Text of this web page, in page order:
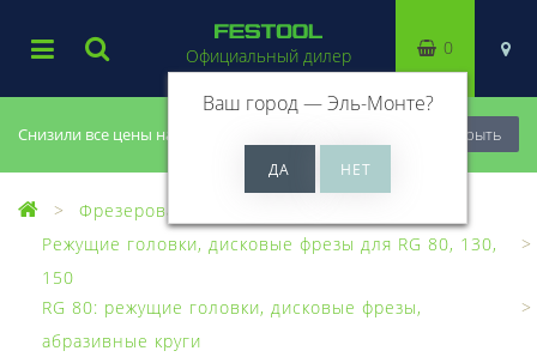
Снизили все цены на 20%, успей купить! Закрыть
Официальный дилер
Ваш город —Эль-Монте?
0
Фрезерование
Режущие головки, дисковые фрезы для RG 80, 130,
150
RG 80: режущие головки, дисковые фрезы,
абразивные круги